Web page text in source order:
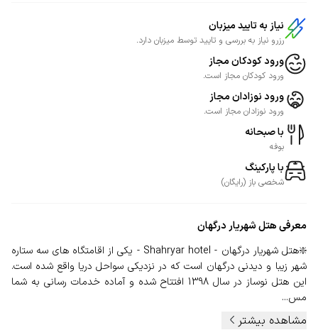
نیاز به تایید میزبان
رزرو نیاز به بررسی و تایید توسط میزبان دارد.
ورود کودکان مجاز
ورود کودکان مجاز است.
ورود نوزادان مجاز
ورود نوزادان مجاز است.
با صبحانه
بوفه
با پارکینگ
شخصی باز (رایگان)
معرفیهتل شهریار درگهان
❇️هتل شهریار درگهان - Shahryar hotel - یکی از اقامتگاه های سه ستاره
شهر زیبا و دیدنی درگهان است که در نزدیکی سواحل دریا واقع شده است.
این هتل نوساز در سال 1398 افتتاح شده و آماده خدمات رسانی به شما
مس...
مشاهده بیشتر